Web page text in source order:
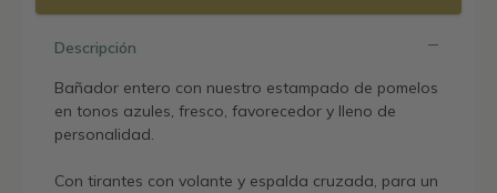
Descripción
Bañador entero con nuestro estampado de pomelos
en tonos azules, fresco, favorecedor y lleno de
personalidad.
Con tirantes con volante y espalda cruzada, para un